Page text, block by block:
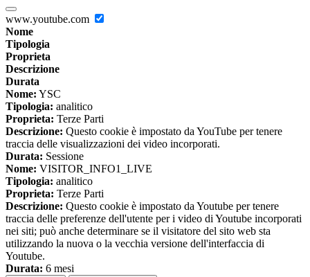
www.youtube.com
Nome
Tipologia
Proprieta
Descrizione
Durata
Nome: YSC
Tipologia: analitico
Proprieta: Terze Parti
Descrizione: Questo cookie è impostato da YouTube per tenere
traccia delle visualizzazioni dei video incorporati.
Durata: Sessione
Nome: VISITOR_INFO1_LIVE
Tipologia: analitico
Proprieta: Terze Parti
Descrizione: Questo cookie è impostato da Youtube per tenere
traccia delle preferenze dell'utente per i video di Youtube incorporati
nei siti; può anche determinare se il visitatore del sito web sta
utilizzando la nuova o la vecchia versione dell'interfaccia di
Youtube.
Durata: 6 mesi